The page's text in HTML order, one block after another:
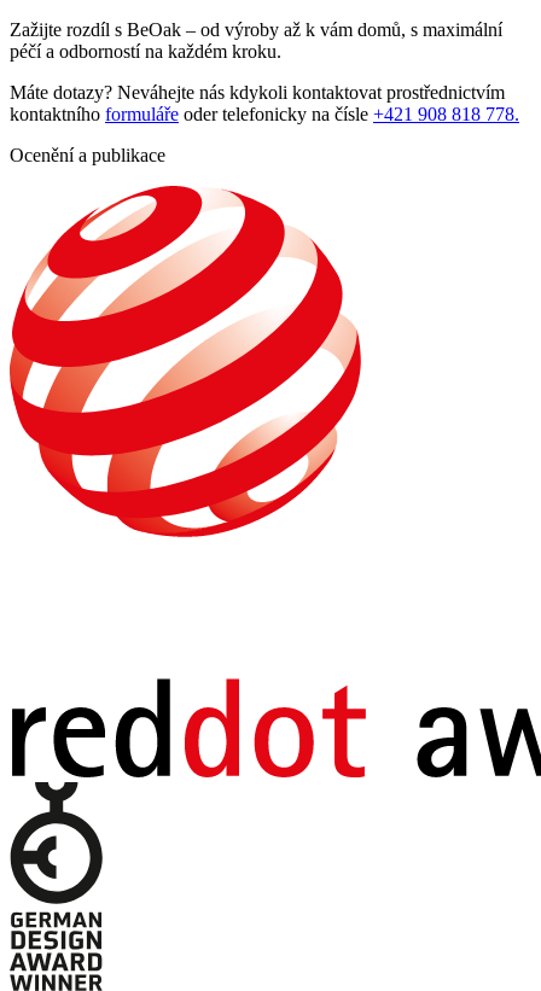
Zažijte rozdíl s BeOak – od výroby až k vám domů, s maximální
péčí a odborností na každém kroku.
Máte dotazy? Neváhejte nás kdykoli kontaktovat prostřednictvím
kontaktního formuláře oder telefonicky na čísle +421 908 818 778.
Ocenění a publikace